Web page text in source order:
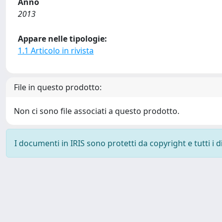
2013
Appare nelle tipologie:
1.1 Articolo in rivista
File in questo prodotto:
Non ci sono file associati a questo prodotto.
I documenti in IRIS sono protetti da copyright e tutti i